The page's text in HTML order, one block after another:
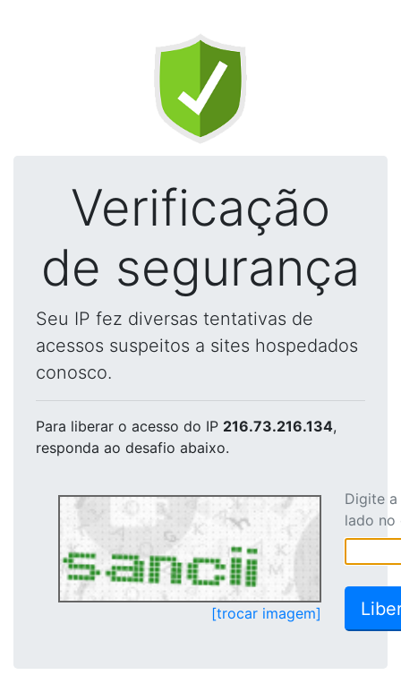
Verificação
de segurança
Seu IP fez diversas tentativas de
acessos suspeitos a sites hospedados
conosco.
Para liberar o acesso do IP 216.73.216.134,
responda ao desafio abaixo.
[trocar imagem]
Digite
lado no